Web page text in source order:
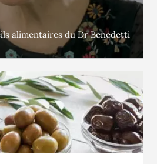
alimentaires du Dr Benedetti